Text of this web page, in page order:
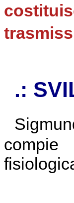
.:
compie